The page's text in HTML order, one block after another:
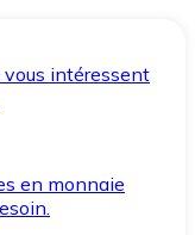
intéressent
en monnaie